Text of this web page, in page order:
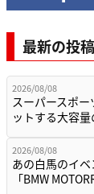
最新の投
2026/08/08
スーパースポ
ットする大容
2026/08/08
あの白馬のイベ
「BMW